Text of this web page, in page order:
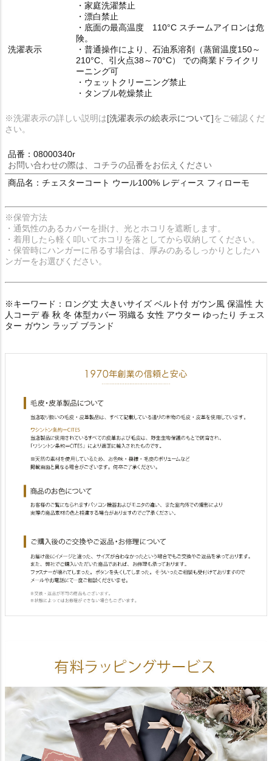
洗濯表示
・家庭洗濯禁止
・漂白禁止
・底面の最高温度 110°C スチームアイロンは危
険。
・普通操作により、石油系溶剤（蒸留温度150～
210°C、引火点38～70°C） での商業ドライクリ
ーニング可
・ウェットクリーニング禁止
・タンブル乾燥禁止
※洗濯表示の詳しい説明は[洗濯表示の絵表示について]をご確認くだ
さい。
品番：08000340r
お問い合わせの際は、コチラの品番をお伝えください
商品名：チェスターコート ウール100% レディース フィローモ
※保管方法
・通気性のあるカバーを掛け、光とホコリを遮断します。
・着用したら軽く叩いてホコリを落としてから収納してください。
・保管時にハンガーに吊るす場合は、厚みのあるしっかりとしたハ
ンガーをお選びください。
※キーワード：ロング丈 大きいサイズ ベルト付 ガウン風 保温性 大
人コーデ 春 秋 冬 体型カバー 羽織る 女性 アウター ゆったり チェス
ター ガウン ラップ ブランド